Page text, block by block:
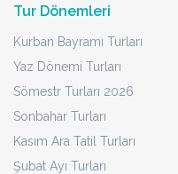
Tur Dönemleri
Kurban Bayramı Turları
Yaz Dönemi Turları
Sömestr Turları 2026
Sonbahar Turları
Kasım Ara Tatil Turları
Şubat Ayı Turları